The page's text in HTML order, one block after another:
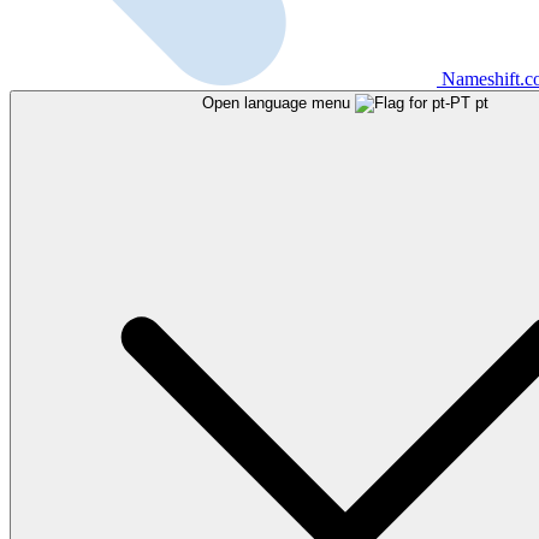
Open language menu pt